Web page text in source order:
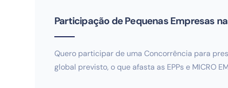
Participação de Pequenas Empresas
Quero participar de uma Concorrência para
global previsto, o que afasta as EPPs e MICRO